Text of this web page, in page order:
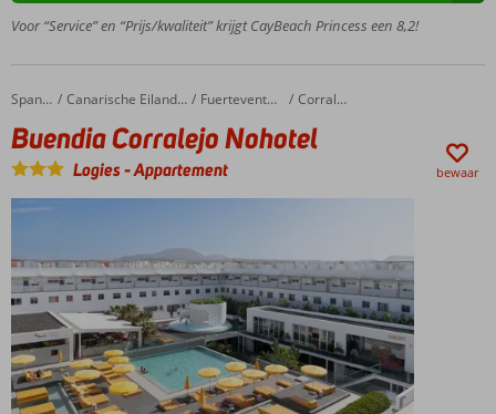
Gratis
shuttleservice
naar het
Nabij de
populaire
badplaats
Playa del
Ingles
Voor “Service” en “Prijs/kwaliteit” krijgt CayBeach Princess een 8,2!
Home Spanje Canarische Eilanden Fuerteventura Corralejo
Buendia Corralejo Nohotel
Buendia Corralejo Nohotel
Logies-Appartement bewaar